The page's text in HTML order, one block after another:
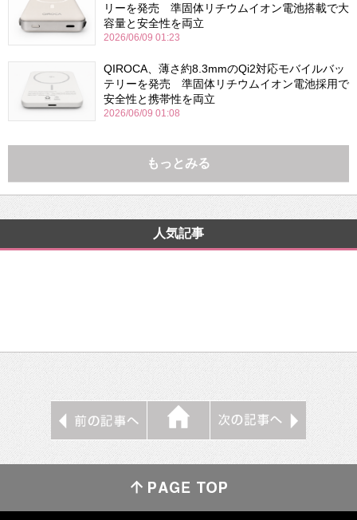
リーを発売 準固体リチウムイオン電池搭載で大
容量と安全性を両立
2026/06/09 01:23
QIROCA、薄さ約8.3mmのQi2対応モバイルバッ
テリーを発売 準固体リチウムイオン電池採用で
安全性と携帯性を両立
2026/06/09 01:08
もっとみる
人気記事